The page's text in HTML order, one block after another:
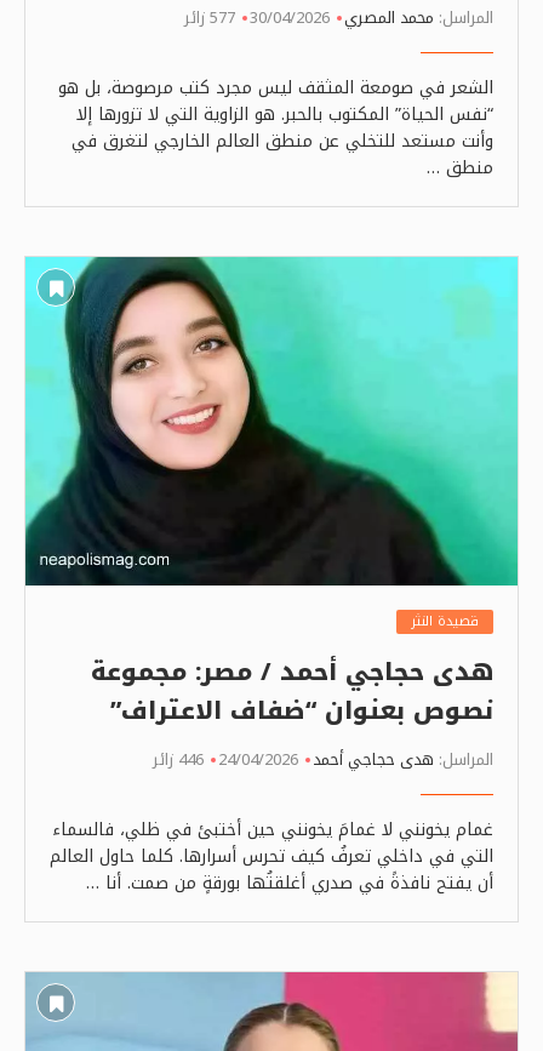
المراسل: محمد المصري 30/04/2026 577 زائر
الشعر في صومعة المثقف ليس مجرد كتب مرصوصة، بل هو
“نفس الحياة” المكتوب بالحبر. هو الزاوية التي لا تزورها إلا
وأنت مستعد للتخلي عن منطق العالم الخارجي لتغرق في
منطق …
قصيدة النثر
هدى حجاجي أحمد / مصر: مجموعة
نصوص بعنوان “ضفاف الاعتراف”
المراسل: هدى حجاجي أحمد 24/04/2026 446 زائر
غمام يخونني لا غمامَ يخونني حين أختبئ في ظلي، فالسماء
التي في داخلي تعرفُ كيف تحرس أسرارها. كلما حاول العالم
أن يفتح نافذةً في صدري أغلقتُها بورقةٍ من صمت. أنا …